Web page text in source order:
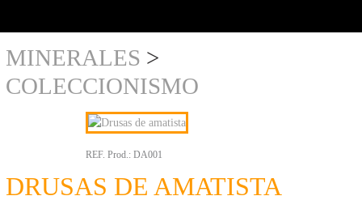
MINERALES >
COLECCIONISMO
REF. Prod.: DA001
DRUSAS DE AMATISTA